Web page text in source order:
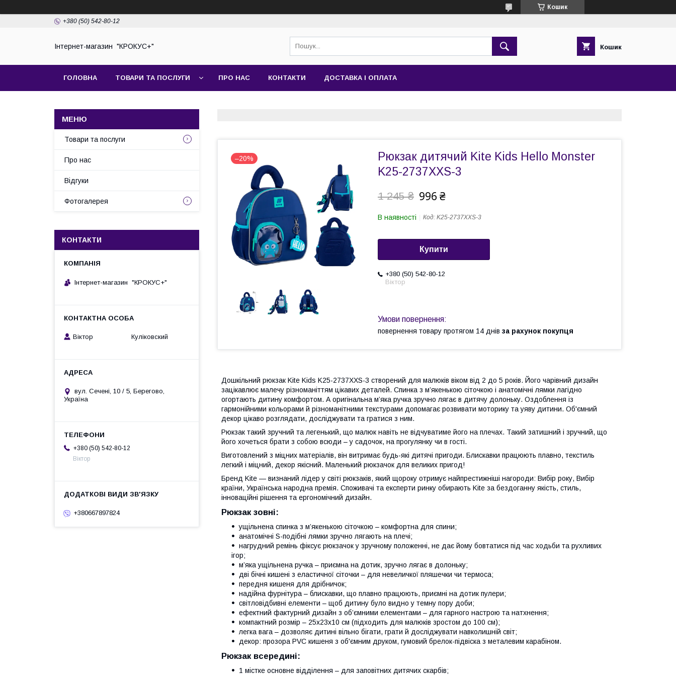
Кошик
+380 (50) 542-80-12
Інтернет-магазин "КРОКУС+" Кошик
ГОЛОВНА ТОВАРИ ТА ПОСЛУГИ ПРО НАС КОНТАКТИ ДОСТАВКА І ОПЛАТА
–20%
Рюкзак дитячий Kite Kids Hello Monster
K25-2737XXS-3
1 245 ₴ 996 ₴
В наявності Код: K25-2737XXS-3
Купити
+380 (50) 542-80-12
Віктор
повернення товару протягом 14 днів за рахунок покупця
Дошкільний рюкзак Kite Kids K25-2737XXS-3 створений для малюків віком від 2 до 5 років. Його чарівний дизайн
зацікавлює малечу різноманіттям цікавих деталей. Спинка з м’якенькою сіточкою і анатомічні лямки лагідно
огортають дитину комфортом. А оригінальна м’яка ручка зручно лягає в дитячу долоньку. Оздоблення із
гармонійними кольорами й різноманітними текстурами допомагає розвивати моторику та уяву дитини. Об'ємний
декор цікаво розглядати, досліджувати та гратися з ним.
Рюкзак такий зручний та легенький, що малюк навіть не відчуватиме його на плечах. Такий затишний і зручний, що
його хочеться брати з собою всюди – у садочок, на прогулянку чи в гості.
Виготовлений з міцних матеріалів, він витримає будь-які дитячі пригоди. Блискавки працюють плавно, текстиль
легкий і міцний, декор якісний. Маленький рюкзачок для великих пригод!
Бренд Kite — визнаний лідер у світі рюкзаків, який щороку отримує найпрестижніші нагороди: Вибір року, Вибір
країни, Українська народна премія. Споживачі та експерти ринку обирають Kite за бездоганну якість, стиль,
інноваційні рішення та ергономічний дизайн.
Рюкзак зовні:
ущільнена спинка з м’якенькою сіточкою – комфортна для спини;
анатомічні S-подібні лямки зручно лягають на плечі;
нагрудний ремінь фіксує рюкзачок у зручному положенні, не дає йому бовтатися під час ходьби та рухливих
ігор;
м’яка ущільнена ручка – приємна на дотик, зручно лягає в долоньку;
дві бічні кишені з еластичної сіточки – для невеличкої пляшечки чи термоса;
передня кишеня для дрібничок;
надійна фурнітура – блискавки, що плавно працюють, приємні на дотик пулери;
світловідбивні елементи – щоб дитину було видно у темну пору доби;
ефектний фактурний дизайн з об’ємними елементами – для гарного настрою та натхнення;
компактний розмір – 25х23х10 см (підходить для малюків зростом до 100 см);
легка вага – дозволяє дитині вільно бігати, грати й досліджувати навколишній світ;
декор: прозора PVC кишеня з об'ємним друком, гумовий брелок-підвіска з металевим карабіном.
Рюкзак всередині:
1 містке основне відділення – для заповітних дитячих скарбів;
Товари та послуги
Про нас
Відгуки
Фотогалерея
КОНТАКТИ
Інтернет-магазин "КРОКУС+"
Віктор Куліковский
вул. Сечені, 10 / 5, Берегово,
Україна
+380 (50) 542-80-12
Віктор
+380667897824